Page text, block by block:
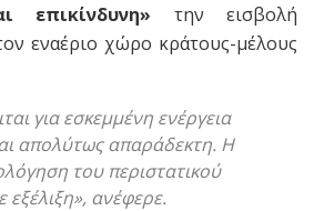
επικίνδυνη» την εισβολή
εναέριο χώρο κράτους-μέλους
για εσκεμμένη ενέργεια
απολύτως απαράδεκτη. Η
του περιστατικού
εξέλιξη», ανέφερε.